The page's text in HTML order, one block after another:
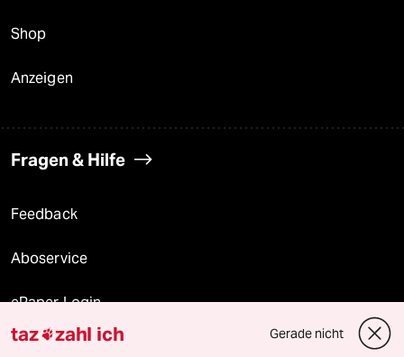
Shop
Anzeigen
Fragen & Hilfe
Feedback
Aboservice
ePaper Login
Downloads für Abonnierende
taz zahl ich Gerade nicht